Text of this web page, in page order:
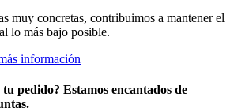
muy concretas, contribuimos a mantener el
lo más bajo posible.
información
pedido? Estamos encantados de